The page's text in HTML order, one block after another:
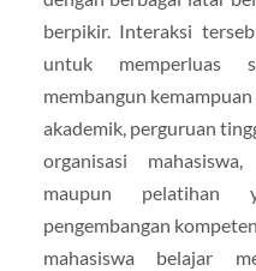
berpikir. Interaksi
untuk memperluas
membangun
akademik, perguruan
organisasi
maupun pelatihan
pengembangan
mahasiswa belajar